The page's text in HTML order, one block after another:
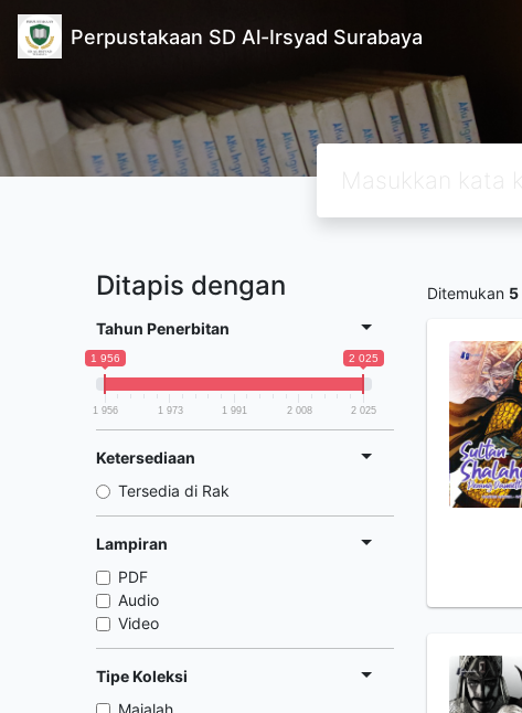
Perpustakaan SD Al-Irsyad Surabaya
Ditapis dengan
Tahun Penerbitan
1 956 2 025
1 956 1 973 1 991 2 008 2 025
Ketersediaan
Tersedia di Rak
Lampiran
PDF
Audio
Video
Tipe Koleksi
Majalah
Ditemukan 5